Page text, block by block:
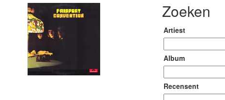
Zoeken
Artiest
Album
Recensent